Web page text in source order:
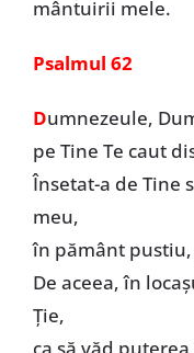
mântuirii mele.
Psalmul 62
Dumnezeule,
pe Tine Te caut
Însetat-a de Tine
meu,
în pământ
De aceea, în
Ție,